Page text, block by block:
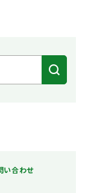
い合わせ